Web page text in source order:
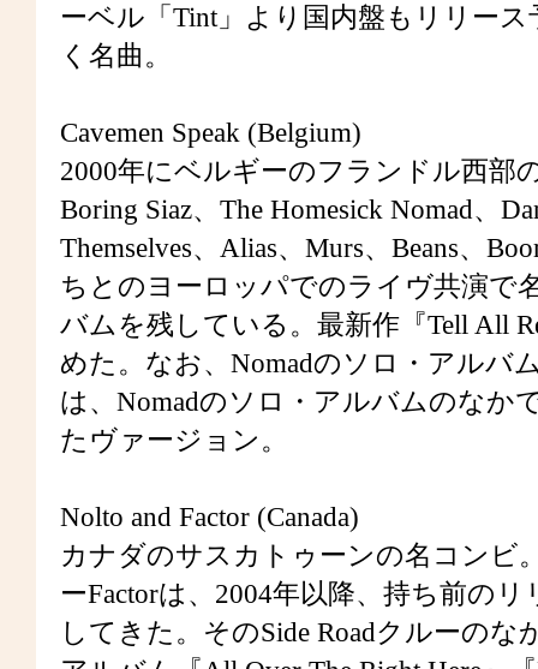
ーベル「Tint」より国内盤もリリー
く名曲。
Cavemen Speak (Belgium)
2000年にベルギーのフランドル西部
Boring Siaz、The Homesick Nomad、
Themselves、Alias、Murs、Beans、
ちとのヨーロッパでのライヴ共演で
バムを残している。最新作『Tell All
めた。なお、Nomadのソロ・アルバ
は、Nomadのソロ・アルバムのなか
たヴァージョン。
Nolto and Factor (Canada)
カナダのサスカトゥーンの名コンビ
ーFactorは、2004年以降、持ち前の
してきた。そのSide Roadクルーの